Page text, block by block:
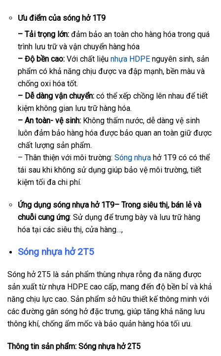
Ưu điểm của sóng hở 1T9
– Tải trọng lớn:đảm bảo an toàn cho hàng hóa trong quá
trình lưu trữ và vận chuyển hàng hóa
– Độ bền cao:Với chất liệu nhựa HDPEnguyên sinh, sản
phẩm có khả năng chịu được va đập mạnh, bền màu và
chống oxi hóa tốt.
– Dễ dàng vận chuyển:có thể xếp chồng lên nhau để tiết
kiệm không gian lưu trữ hàng hóa.
– An toàn- vệ sinh:Không thấm nước, dễ dàng vệ sinh
luôn đảm bảo hàng hóa được bảo quan an toàn giữ được
chất lượng sản phẩm.
– Thân thiện với môi trường: Sóng nhựahở 1T9 có có thể
tái sau khi không sử dụng giúp bảo vệ môi trường, tiết
kiệm tối đa chi phí.
Ứng dụng sóng nhựa hở 1T9– Trong siêu thị, bán lẻ và
chuỗi cung ứng: Sử dụng để trưng bày và lưu trữ hàng
hóa tại các siêu thị, cửa hàng…,
Sóng nhựa hở 2T5
Sóng hở 2T5 là sản phẩm thùng nhựa rỗng đa năng được
sản xuất từ nhựa HDPE cao cấp, mang đến độ bền bỉ và khả
năng chịu lực cao. Sản phẩm sở hữu thiết kế thông minh với
các đường gân sóng hở đặc trưng, giúp tăng khả năng lưu
thông khí, chống ẩm mốc và bảo quản hàng hóa tối ưu.
Thông tin sản phẩm: Sóng nhựa hở 2T5